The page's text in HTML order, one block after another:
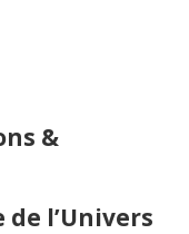
&
l’Univers